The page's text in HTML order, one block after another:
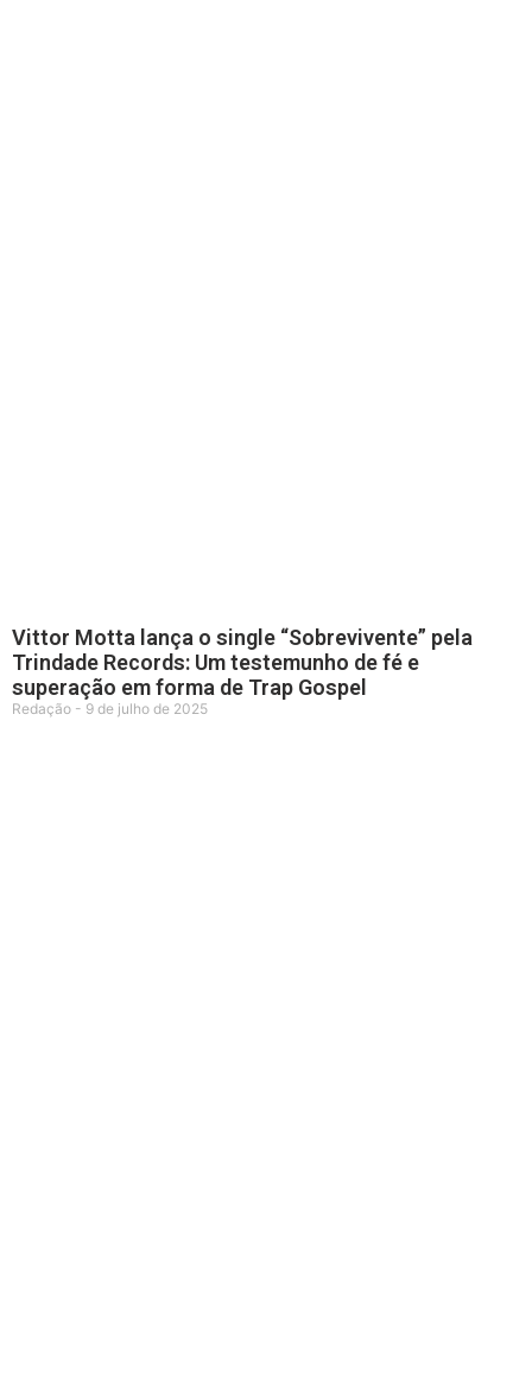
Vittor Motta lança o single “Sobrevivente” pela
Trindade Records: Um testemunho de fé e
superação em forma de Trap Gospel
Redação 9 de julho de 2025